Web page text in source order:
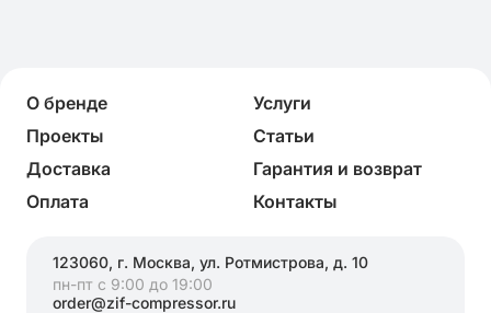
О бренде
Услуги
Проекты
Статьи
Доставка
Гарантия и возврат
Оплата
Контакты
123060, г. Москва, ул. Ротмистрова, д. 10
пн-пт с 9:00 до 19:00
order@zif-compressor.ru